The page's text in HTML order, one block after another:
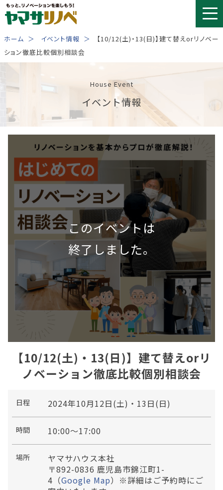
Skip
to
ホーム イベント情報
【10/12(土)・13(日)】建て替えorリノベー
ション徹底比較個別相談会
House Event
イベント情報
【10/12(土)・13(日)】建て替えorリ
ノベーション徹底比較個別相談会
日程 2024年10月12日(土)・13日(日)
時間 10:00～17:00
場所
ヤマサハウス本社
〒892-0836 鹿児島市錦江町1-
4（Google Map）※詳細はご予約時にご